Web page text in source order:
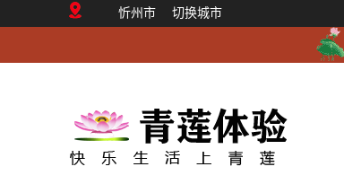
忻州市 切换城市